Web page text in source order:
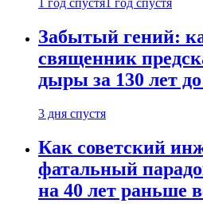
1 год спустя 1 год спустя
Забытый гений:
священник
дыры за 130 лет
3 дня спустя
Как советский
фатальный
на 40 лет раньше